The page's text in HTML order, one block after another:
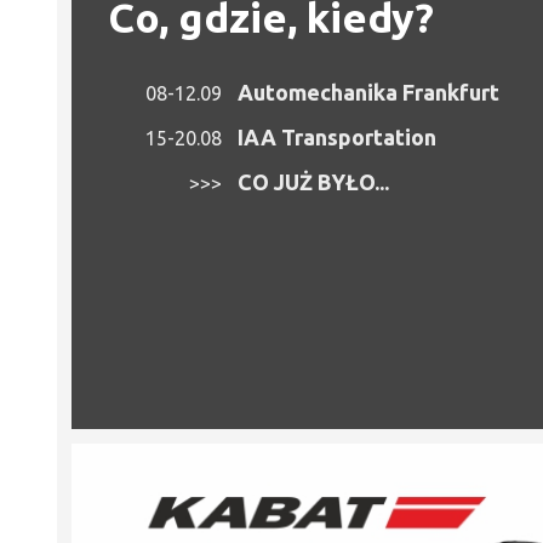
Co, gdzie, kiedy?
08-12.09 Automechanika Frankfurt
15-20.08 IAA Transportation
>>> CO JUŻ BYŁO...